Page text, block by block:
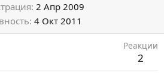
2 Апр 2009
4 Окт 2011
Реакции
2